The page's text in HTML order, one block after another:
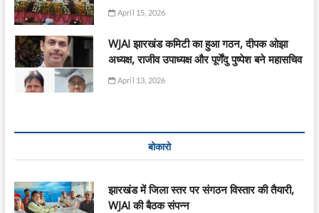
April 15, 2026
WJAI झारखंड कमिटी का हुआ गठन, दीपक ओझा
अध्यक्ष, राजीव उपाध्यक्ष और पूर्णेंदु पुष्पेश बने महासचिव
April 13, 2026
बोकारो
झारखंड में जिला स्तर पर संगठन विस्तार की तैयारी,
WJAI की बैठक संपन्न